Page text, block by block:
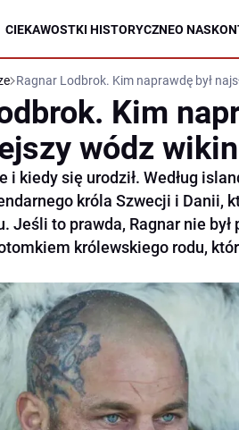
CIEKAWOSTKI HISTORYCZNEO NAS
Ragnar Lodbrok. Kim naprawdę był
Kim
wódz
i kiedy się urodził. Według
króla Szwecji i Danii,
Jeśli to prawda, Ragnar nie
królewskiego rodu,